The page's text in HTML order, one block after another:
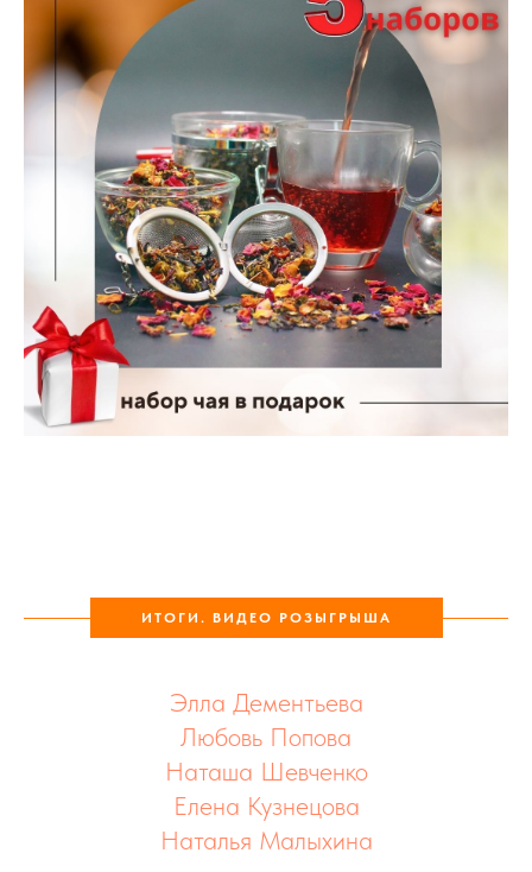
ИТОГИ. ВИДЕО РОЗЫГРЫША
Элла Дементьева
Любовь Попова
Наташа Шевченко
Елена Кузнецова
Наталья Малыхина